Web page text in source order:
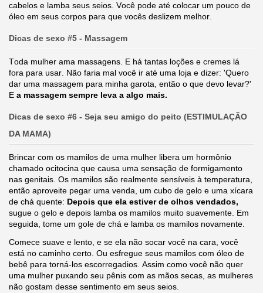
cabelos e lamba seus seios. Você pode até colocar um pouco de
óleo em seus corpos para que vocês deslizem melhor.
Dicas de sexo #5 - Massagem
Toda mulher ama massagens. E há tantas loções e cremes lá
fora para usar. Não faria mal você ir até uma loja e dizer: 'Quero
dar uma massagem para minha garota, então o que devo levar?'
E a massagem sempre leva a algo mais.
Dicas de sexo #6 - Seja seu amigo do peito (ESTIMULAÇÃO
DA MAMA)
Brincar com os mamilos de uma mulher libera um hormônio
chamado ocitocina que causa uma sensação de formigamento
nas genitais. Os mamilos são realmente sensíveis à temperatura,
então aproveite pegar uma venda, um cubo de gelo e uma xícara
de chá quente: Depois que ela estiver de olhos vendados,
sugue o gelo e depois lamba os mamilos muito suavemente. Em
seguida, tome um gole de chá e lamba os mamilos novamente.
Comece suave e lento, e se ela não socar você na cara, você
está no caminho certo. Ou esfregue seus mamilos com óleo de
bebê para torná-los escorregadios. Assim como você não quer
uma mulher puxando seu pênis com as mãos secas, as mulheres
não gostam desse sentimento em seus seios.